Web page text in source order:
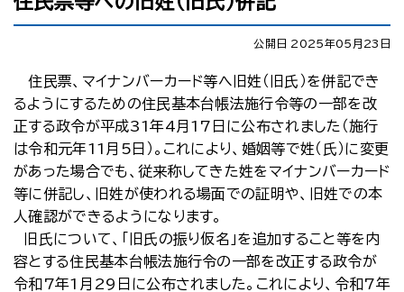
公開日 2025年05月23日
住民票、マイナンバーカード等へ旧姓（旧氏）を併記でき
るようにするための住民基本台帳法施行令等の一部を改
正する政令が平成31年4月17日に公布されました（施行
は令和元年11月5日）。これにより、婚姻等で姓（氏）に変更
があった場合でも、従来称してきた姓をマイナンバーカード
等に併記し、旧姓が使われる場面での証明や、旧姓での本
人確認ができるようになります。
旧氏について、「旧氏の振り仮名」を追加すること等を内
容とする住民基本台帳法施行令の一部を改正する政令が
令和7年1月29日に公布されました。これにより、令和7年